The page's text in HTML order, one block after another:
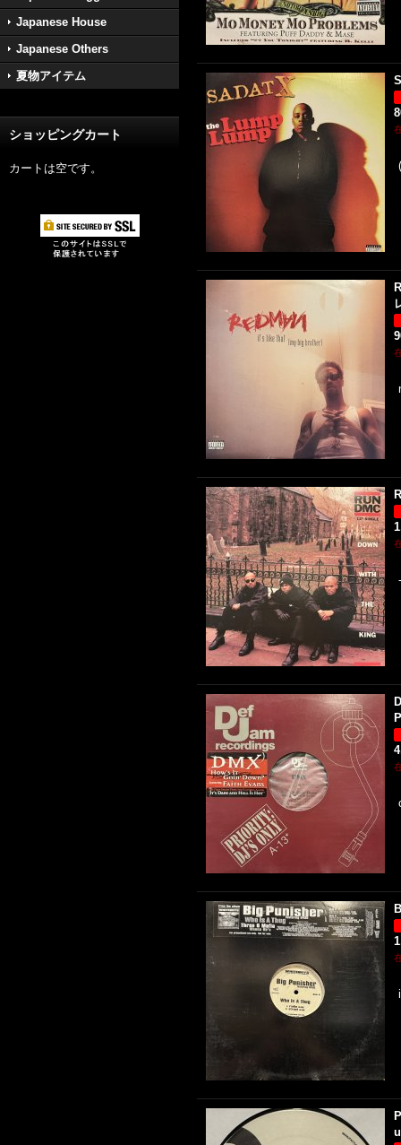
Japanese House
Japanese Others
夏物アイテム
ショッピングカート
カートは空です。